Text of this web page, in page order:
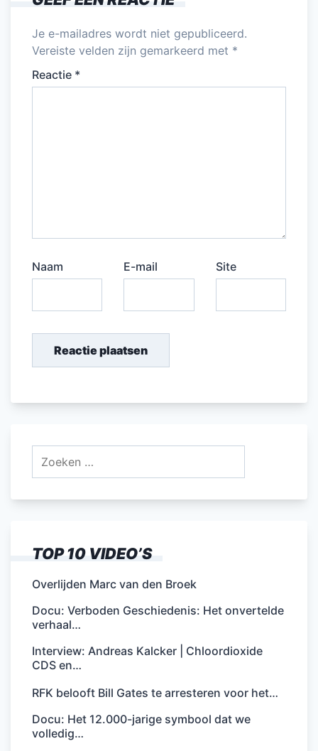
Je e-mailadres wordt niet gepubliceerd.
Vereiste velden zijn gemarkeerd met *
Reactie *
Naam E-mail Site
TOP 10 VIDEO’S
Overlijden Marc van den Broek
Docu: Verboden Geschiedenis: Het onvertelde
verhaal…
Interview: Andreas Kalcker | Chloordioxide
CDS en…
RFK belooft Bill Gates te arresteren voor het…
Docu: Het 12.000-jarige symbool dat we
volledig…